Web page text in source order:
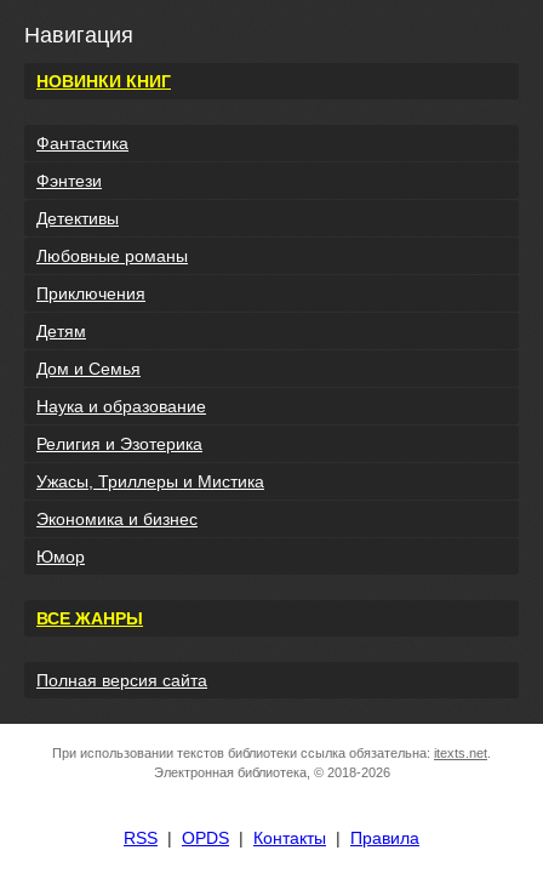
Навигация
НОВИНКИ КНИГ
Фантастика
Фэнтези
Детективы
Любовные романы
Приключения
Детям
Дом и Семья
Наука и образование
Религия и Эзотерика
Ужасы, Триллеры и Мистика
Экономика и бизнес
Юмор
ВСЕ ЖАНРЫ
Полная версия сайта
При использовании текстов библиотеки ссылка обязательна: itexts.net
Электронная библиотека, © 2018-2026
RSS | OPDS | Контакты | Правила